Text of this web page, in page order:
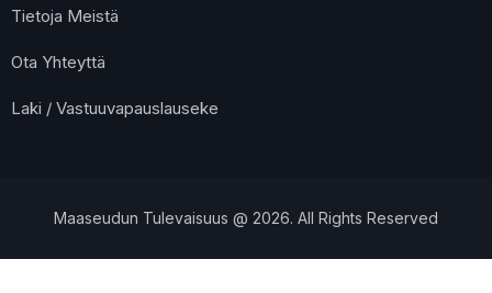
Tietoja Meistä
Ota Yhteyttä
Laki / Vastuuvapauslauseke
Maaseudun Tulevaisuus @ 2026. All Rights Reserved